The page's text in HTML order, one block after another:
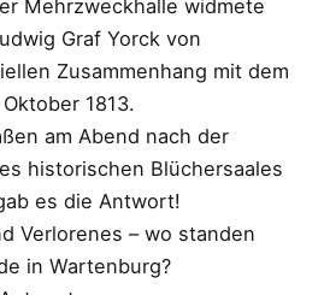
Mehrzweckhalle widmete
Graf Yorck von
Zusammenhang mit dem
1813.
am Abend nach der
historischen Blüchersaales
es die Antwort!
Verlorenes – wo standen
in Wartenburg?